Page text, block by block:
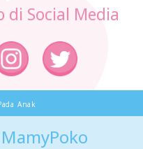
di Social Media
Anak